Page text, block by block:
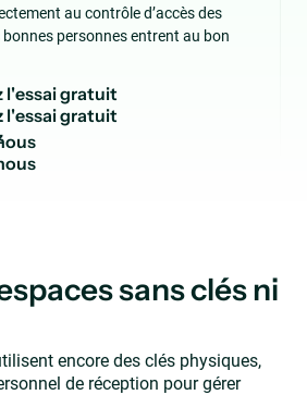
au contrôle d’accès des
personnes entrent au bon
l'essaigratuit
ous
sans clés ni
encore des clés physiques,
de réception pour gérer